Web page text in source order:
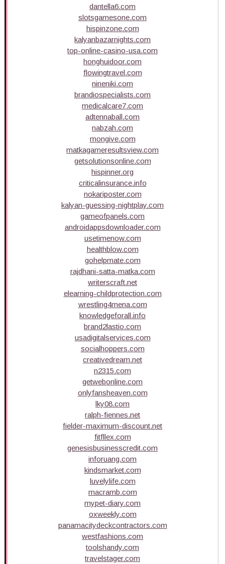
dantella6.com
slotsgamesone.com
hispinzone.com
kalyanbazarnights.com
top-online-casino-usa.com
honghuidoor.com
flowingtravel.com
nineniki.com
brandiospecialists.com
medicalcare7.com
adtennaball.com
nabzah.com
mongive.com
matkagameresultsview.com
getsolutionsonline.com
hispinner.org
criticalinsurance.info
nokariposter.com
kalyan-guessing-nightplay.com
gameofpanels.com
androidappsdownloader.com
usetimenow.com
healthblow.com
gohelpmate.com
rajdhani-satta-matka.com
writerscraft.net
elearning-childprotection.com
wrestling4mena.com
knowledgeforall.info
brand2lastio.com
usadigitalservices.com
socialhoppers.com
creativedream.net
n2315.com
getwebonline.com
onlyfansheaven.com
lky08.com
ralph-fiennes.net
fielder-maximum-discount.net
fitfllex.com
genesisbusinesscredit.com
inforuang.com
kindsmarket.com
luvelylife.com
macramb.com
mypet-diary.com
oxweekly.com
panamacitydeckcontractors.com
westfashions.com
toolshandy.com
travelstager.com